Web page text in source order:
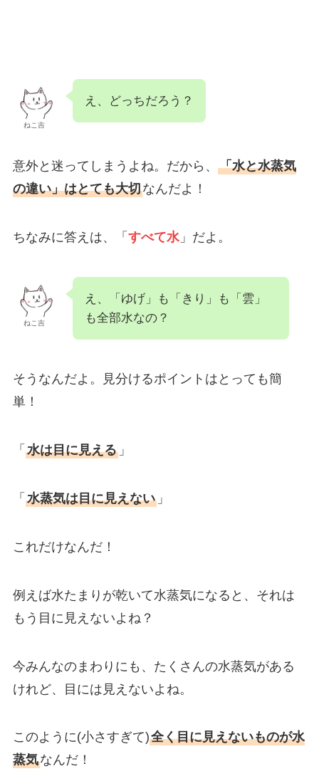
ねこ吉
え、どっちだろう？
意外と迷ってしまうよね。だから、 「水と水蒸気
の違い」はとても大切なんだよ！
ちなみに答えは、「 すべて水」だよ。
ねこ吉
え、「ゆげ」も「きり」も「雲」
も全部水なの？
そうなんだよ。見分けるポイントはとっても簡
単！
「 水は目に見える」
「 水蒸気は目に見えない」
これだけなんだ！
例えば水たまりが乾いて水蒸気になると、それは
もう目に見えないよね？
今みんなのまわりにも、たくさんの水蒸気がある
けれど、目には見えないよね。
このように(小さすぎて)全く目に見えないものが水
蒸気なんだ！